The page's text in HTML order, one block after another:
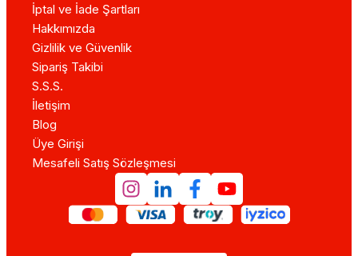
İptal ve İade Şartları
Hakkımızda
Gizlilik ve Güvenlik
Sipariş Takibi
S.S.S.
İletişim
Blog
Üye Girişi
Mesafeli Satış Sözleşmesi